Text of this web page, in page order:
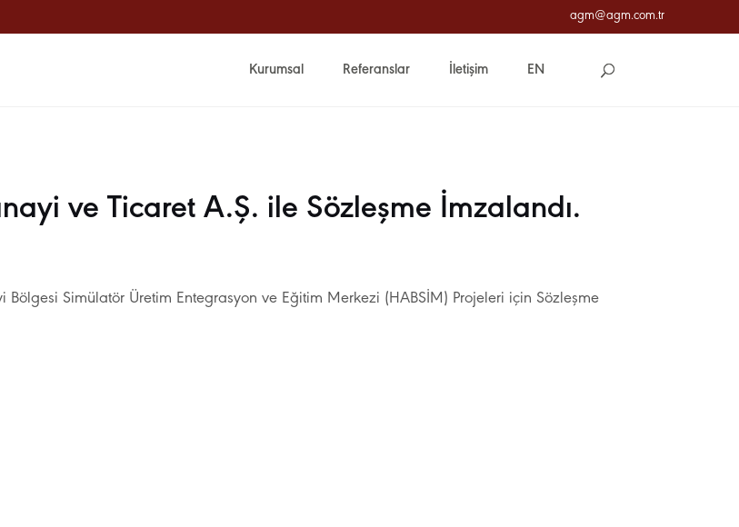
agm@agm.com.tr
Kurumsal Referanslar İletişim EN
ve Ticaret A.Ş. ile Sözleşme İmzalandı.
Simülatör Üretim Entegrasyon ve Eğitim Merkezi (HABSİM) Projeleri için Sözleşme